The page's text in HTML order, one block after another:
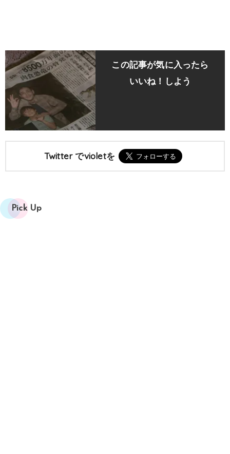
この記事が気に入ったら
いいね！しよう
Twitter でvioletを
Pick Up